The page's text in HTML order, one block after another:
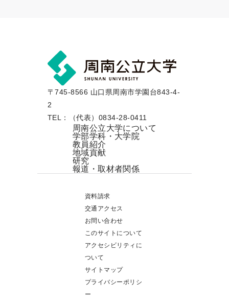
〒745-8566 山口県周南市学園台843-4-
2
TEL：（代表）0834-28-0411
周南公立大学について
学部学科・大学院
教員紹介
地域貢献
研究
報道・取材者関係
資料請求
交通アクセス
お問い合わせ
このサイトについて
アクセシビリティに
ついて
サイトマップ
プライバシーポリシ
ー